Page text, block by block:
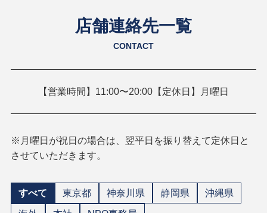
店舗連絡先一覧
CONTACT
【営業時間】11:00〜20:00【定休日】月曜日
※月曜日が祝日の場合は、翌平日を振り替えて定休日と
させていただきます。
すべて 東京都 神奈川県 静岡県
沖縄県